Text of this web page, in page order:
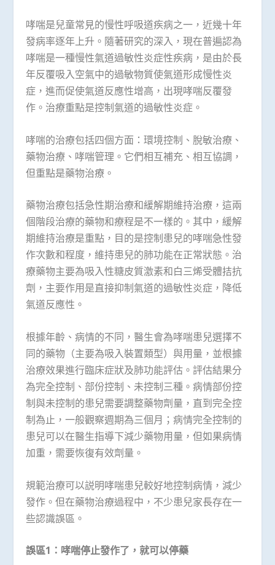
哮喘是兒童常見的慢性呼吸道疾病之一，近幾十年
發病率逐年上升。隨著研究的深入，現在普遍認為
哮喘是一種慢性氣道過敏性炎症性疾病，是由於長
年反覆吸入空氣中的過敏物質使氣道形成慢性炎
症，進而促使氣道反應性增高，出現哮喘反覆發
作。治療重點是控制氣道的過敏性炎症。
哮喘的治療包括四個方面：環境控制、脫敏治療、
藥物治療、哮喘管理。它們相互補充、相互協調，
但重點是藥物治療。
藥物治療包括急性期治療和緩解期維持治療，這兩
個階段治療的藥物和療程是不一樣的。其中，緩解
期維持治療是重點，目的是控制患兒的哮喘急性發
作次數和程度，維持患兒的肺功能在正常狀態。治
療藥物主要為吸入性糖皮質激素和白三烯受體拮抗
劑，主要作用是直接抑制氣道的過敏性炎症，降低
氣道反應性。
根據年齡、病情的不同，醫生會為哮喘患兒選擇不
同的藥物（主要為吸入裝置類型）與用量，並根據
治療效果進行臨床症狀及肺功能評估。評估結果分
為完全控制、部份控制、未控制三種。病情部份控
制與未控制的患兒需要調整藥物劑量，直到完全控
制為止，一般觀察週期為三個月；病情完全控制的
患兒可以在醫生指導下減少藥物用量，但如果病情
加重，需要恢復有效劑量。
規範治療可以説明哮喘患兒較好地控制病情，減少
發作。但在藥物治療過程中，不少患兒家長存在一
些認識誤區。
誤區1 ：哮喘停止發作了，就可以停藥